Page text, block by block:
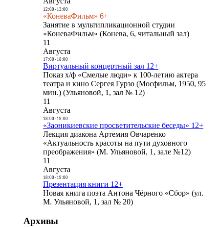
12:00- 13:00
«КоневаФильм» 6+
Занятие в мультипликационной студии
«КоневаФильм» (Конева, 6, читальный зал)
11
Августа
17:00- 18:00
Виртуальный концертный зал 12+
Показ х/ф «Смелые люди» к 100-летию актера
театра и кино Сергея Гурзо (Мосфильм, 1950, 95
мин.) (Ульяновой, 1, зал № 12)
11
Августа
18:00- 19:00
«Заоникиевские просветительские беседы» 12+
Лекция диакона Артемия Овчаренко
«Актуальность красоты на пути духовного
преображения» (М. Ульяновой, 1, зале №12)
11
Августа
18:00- 19:00
Презентация книги 12+
Новая книга поэта Антона Чёрного «Сбор» (ул.
М. Ульяновой, 1, зал № 20)
Архивы